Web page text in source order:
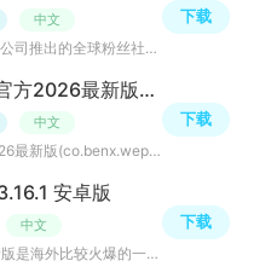
中文
Weverse是韩国HYBE娱乐公司推出的全球粉丝社群平台，它整合了艺人动态、独家视频、实时直播、付费会员专属内
下载
weverseshop中文官方2026最新版v1.18.5 最新版
中文
weverseshop中文官方2026最新版(co.benx.weply)是一款专为粉丝打造的购物软件，为粉丝们提供了一个购买和了
下载
安卓版
中文
韩国weverse手机app最新版是海外比较火爆的一款艺人粉丝交流平台，你可以在上面获取到明星的各种资讯、在社
下载